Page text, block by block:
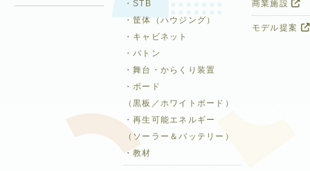
商業施設
モデル提案
・STB
・筐体（ハウジング）
・キャビネット
・バトン
・舞台・からくり装置
・ボード
（黒板／ホワイトボード）
・再生可能エネルギー
（ソーラー＆バッテリー）
・教材